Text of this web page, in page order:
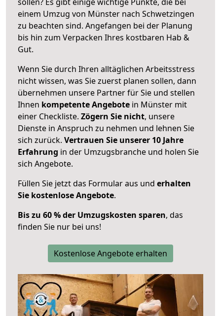
einem Umzug von Münster nach Schwetzingen
zu beachten sind. Angefangen bei der Planung
bis hin zum Verpacken Ihres kostbaren Hab &
Gut.
Wenn Sie durch Ihren alltäglichen Arbeitsstress
nicht wissen, was Sie zuerst planen sollen, dann
übernehmen unsere Partner für Sie und stellen
Ihnen kompetente Angebote in Münster mit
einer Checkliste. Zögern Sie nicht, unsere
Dienste in Anspruch zu nehmen und lehnen Sie
sich zurück. Vertrauen Sie unserer 10 Jahre
Erfahrung in der Umzugsbranche und holen Sie
sich Angebote.
Füllen Sie jetzt das Formular aus und erhalten
Sie kostenlose Angebote.
Bis zu 60 % der Umzugskosten sparen, das
finden Sie nur bei uns!
Kostenlose Angebote erhalten